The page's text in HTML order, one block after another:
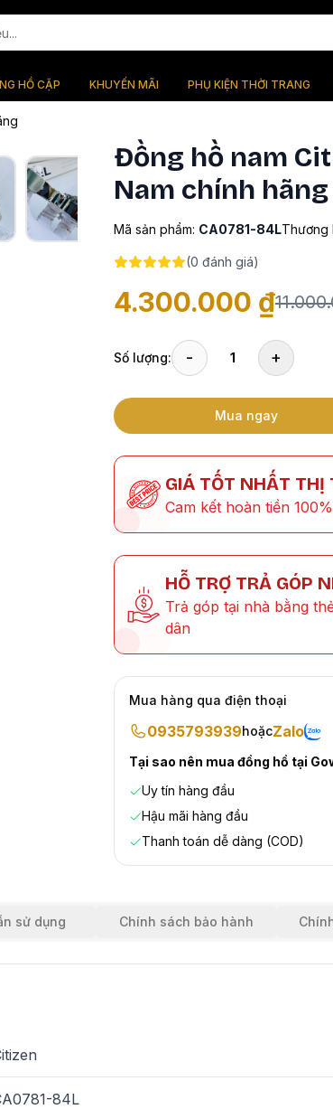
HỒ CẶP KHUYẾN MÃI PHỤ KIỆN THỜI TRANG
Đồng hồ nam
Nam chính hãng
Mã sản phẩm: CA0781-84LThương
(0 đánh giá)
4.300.000 ₫
Số lượng: - 1 +
Mua ngay
GIÁ TỐT NHẤT THỊ
Cam kết hoàn tiền
HỖ TRỢ TRẢ GÓP
Trả góp tại nhà bằng
dân
Mua hàng qua điện thoại
0935793939hoặcZalo
Tại sao nên mua đồng hồ tại
Uy tín hàng đầu
Hậu mãi hàng đầu
Thanh toán dễ dàng (COD)
sử dụng Chính sách bảo hành
84L